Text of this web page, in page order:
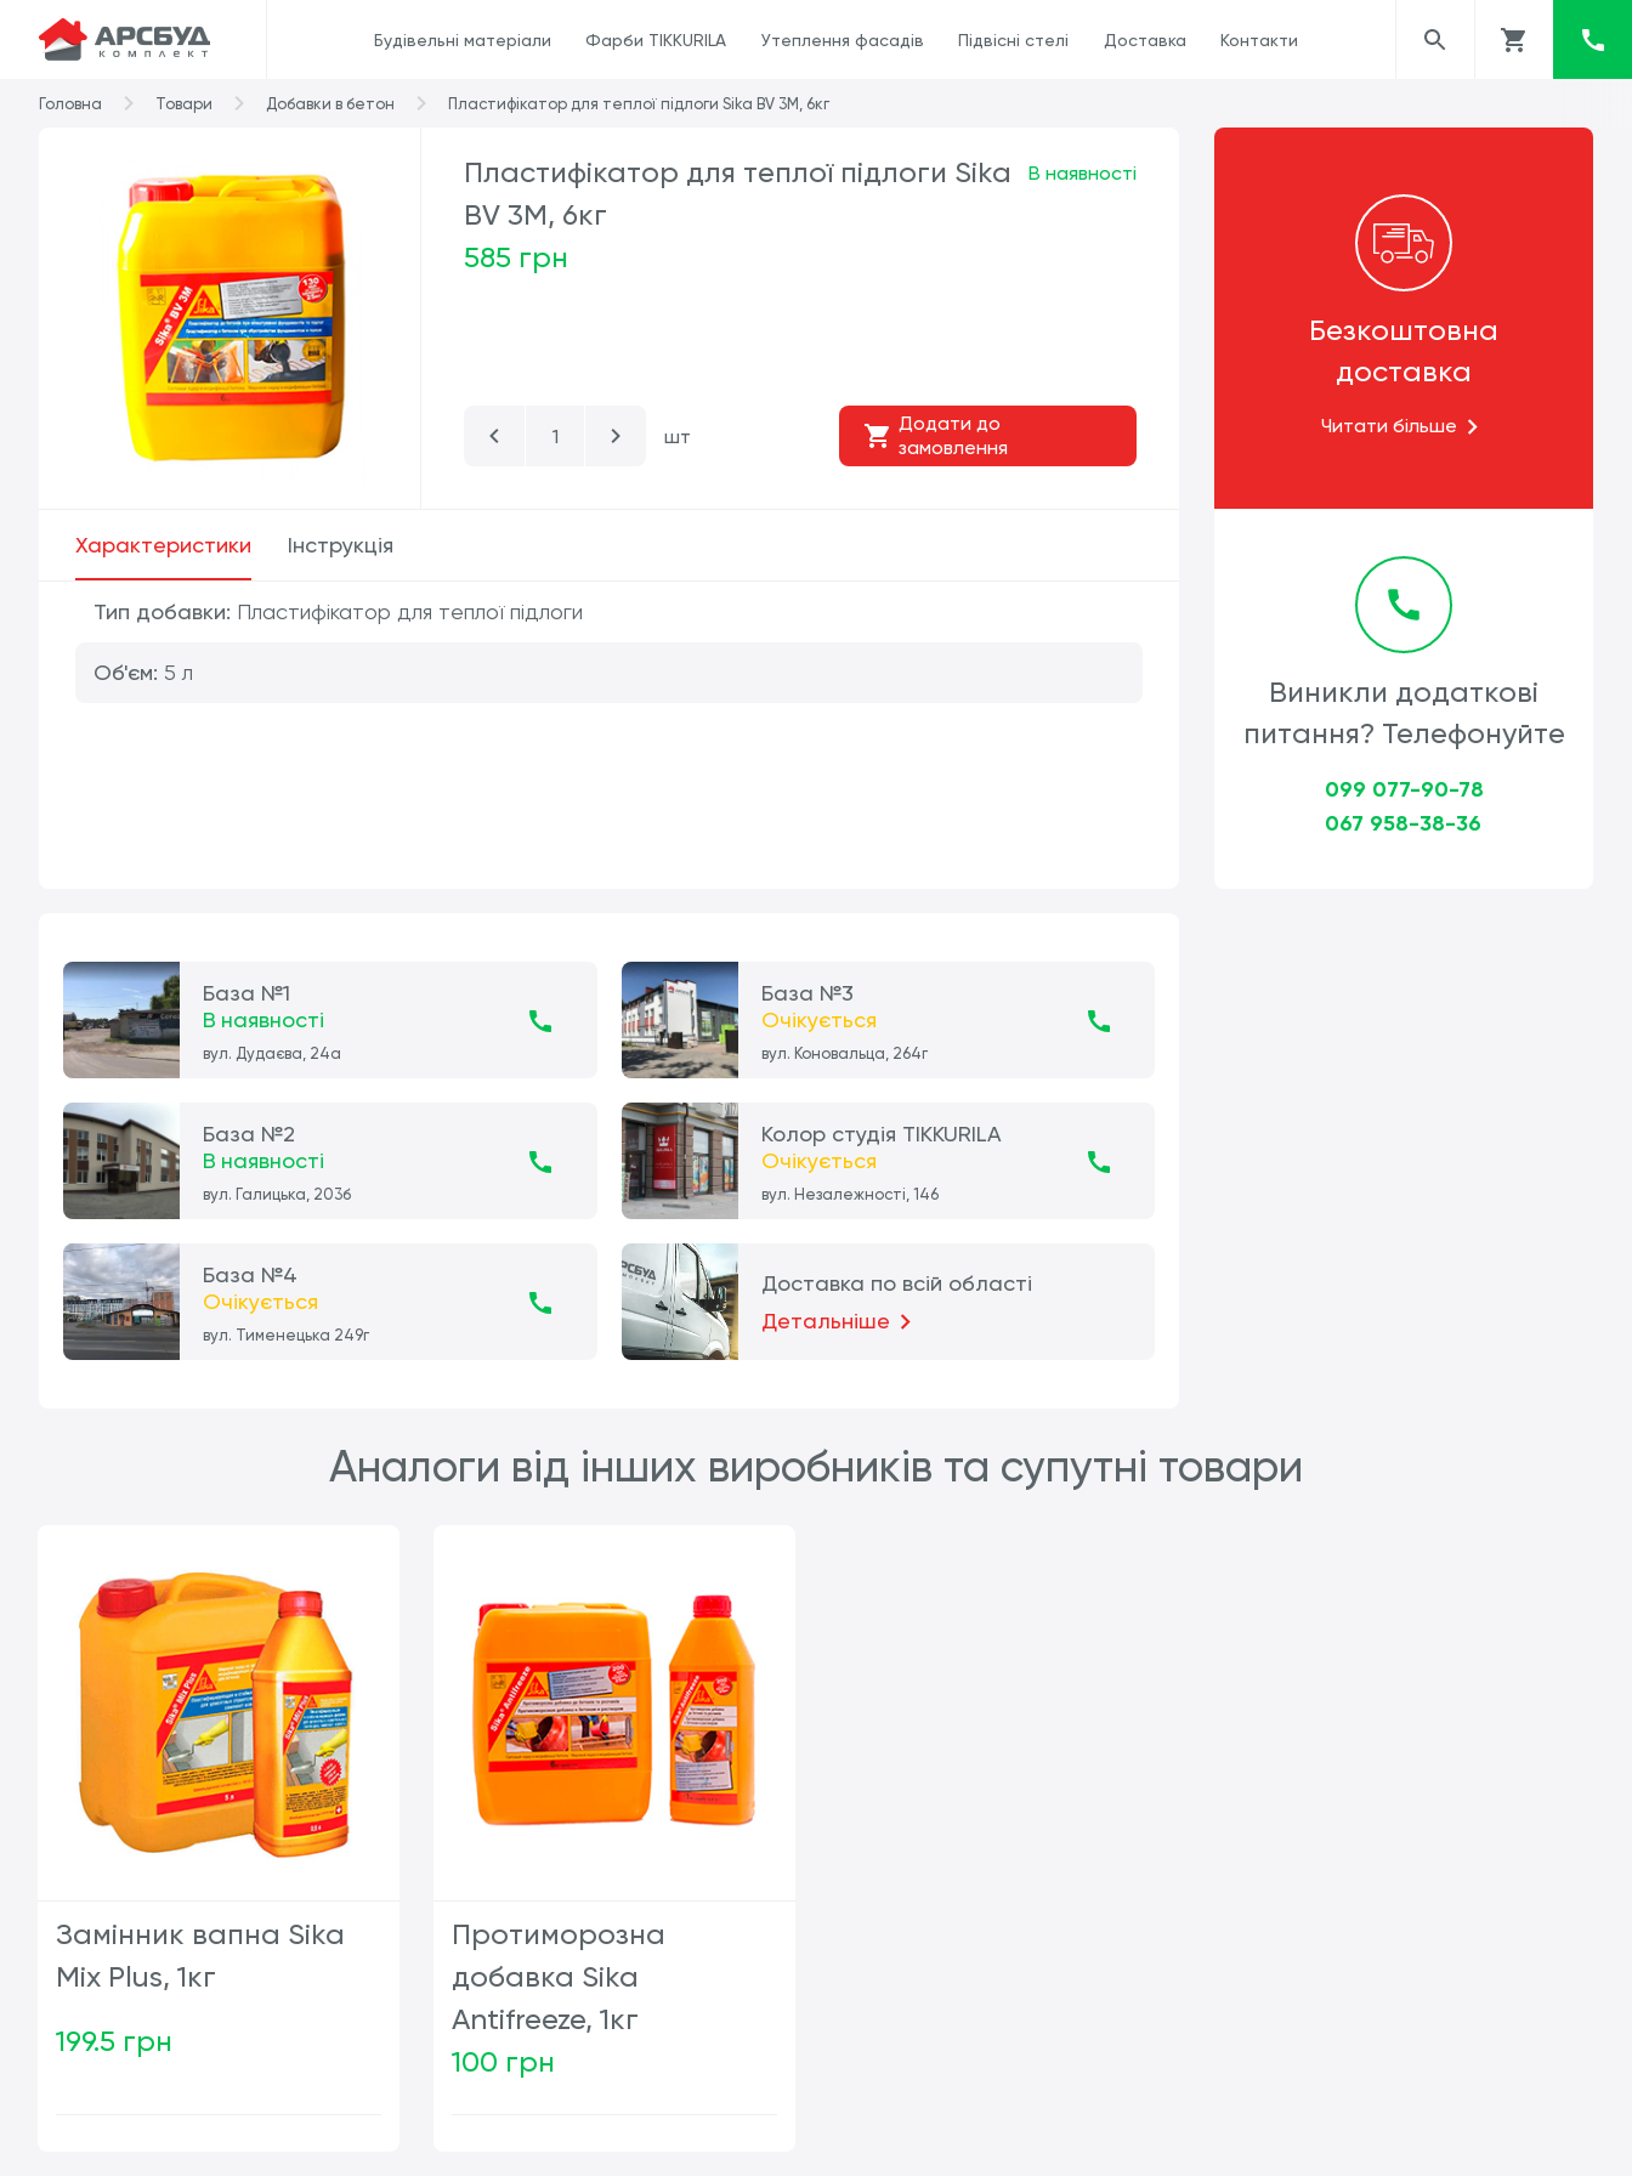
Будівельні матеріали Фарби TIKKURILA Утеплення фасадів Підвісні стелі Доставка Контакти
Головна Товари Добавки в бетон Пластифікатор для теплої підлоги Sika BV 3M, 6кг
Пластифікатор для теплої підлоги Sika
BV 3M, 6кг
585 грн
В наявності
шт
Додати до
замовлення
Характеристики Інструкція
Тип добавки: Пластифікатор для теплої підлоги
Об'єм: 5 л
Безкоштовна
доставка
Читати більше
Виникли додаткові
питання? Телефонуйте
099 077-90-78
067 958-38-36
База №1
В наявності
вул. Дудаєва, 24а
База №3
Очікується
вул. Коновальца, 264г
База №2
В наявності
вул. Галицька, 203б
Колор студія TIKKURILA
Очікується
вул. Незалежності, 146
База №4
Очікується
вул. Тименецька 249г
Доставка по всій області
Детальніше
Аналоги від інших виробників та супутні товари
Замінник вапна Sika
Mix Plus, 1кг
199.5 грн
Протиморозна
добавка Sika
Аntifreeze, 1кг
100 грн